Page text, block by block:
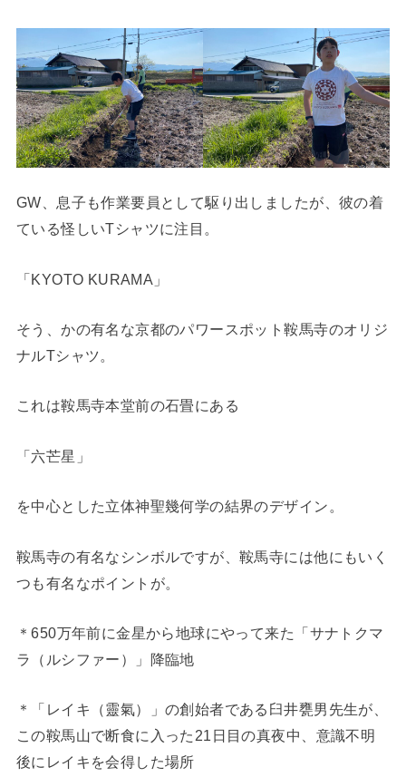
GW、息子も作業要員として駆り出しましたが、彼の着
ている怪しいTシャツに注目。
「KYOTO KURAMA」
そう、かの有名な京都のパワースポット鞍馬寺のオリジ
ナルTシャツ。
これは鞍馬寺本堂前の石畳にある
「六芒星」
を中心とした立体神聖幾何学の結界のデザイン。
鞍馬寺の有名なシンボルですが、鞍馬寺には他にもいく
つも有名なポイントが。
＊650万年前に金星から地球にやって来た「サナトクマ
ラ（ルシファー）」降臨地
＊「レイキ（靈氣）」の創始者である臼井甕男先生が、
この鞍馬山で断食に入った21日目の真夜中、意識不明
後にレイキを会得した場所